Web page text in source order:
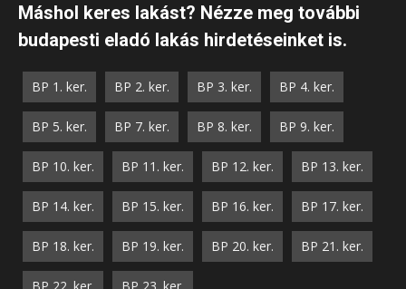
Máshol keres lakást? Nézze meg további
budapesti eladó lakás hirdetéseinket is.
BP 1. ker. BP 2. ker. BP 3. ker. BP 4. ker.
BP 5. ker. BP 7. ker. BP 8. ker. BP 9. ker.
BP 10. ker. BP 11. ker. BP 12. ker. BP 13. ker.
BP 14. ker. BP 15. ker. BP 16. ker. BP 17. ker.
BP 18. ker. BP 19. ker. BP 20. ker. BP 21. ker.
BP 22. ker. BP 23. ker.